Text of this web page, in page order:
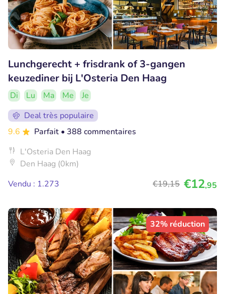
Lunchgerecht + frisdrank of 3-gangen
keuzediner bij L'Osteria Den Haag
Di Lu Ma Me
Je
Deal très populaire
9.6
Parfait • 388 commentaires
L'Osteria Den Haag
Den Haag (0km)
Vendu : 1.273
€19,15 €12,95
32% réduction